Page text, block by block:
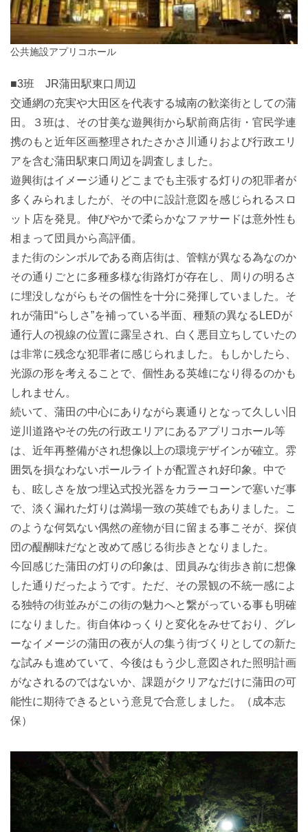
公共施設アプリコホール
■3班 JR蒲田駅東口周辺
交通網の充実や大田区を代表する城南の歓楽街としての蒲
田。３班は、その甘美な遊興街から駅前商店街・官民学連
携のもと近年区画整理されたさかさ川通りおよび行政エリ
アを含む蒲田駅東口周辺を調査しました。
遊興街はイメージ通りどこまでも主張する灯りの犯罪者が
多くみられましたが、その中に設計意図を感じられるスロ
ット店を発見。伸びやかで柔らかなファサードは意外性も
相まって団員から高評価。
また街のシンボルである商店街は、管轄が異なる為なのか
その通りごとに多種多様な街路灯が存在し、周りの明るさ
に埋没しながらもその個性を十分に発揮していました。そ
れが蒲田“らしさ”を補っている半面、種類の異なるLEDが
通行人の視線の位置に露呈され、白く悪目立ちしていたの
は非常に残念な犯罪者に感じられました。もしかしたら、
光源の形を考えることで、個性ある英雄になり得るのかも
しれません。
続いて、蒲田の中心にありながら裏通りとなって久しい旧
逆川道路やその先の行政エリアにあるアプリコホール等
は、近年再整備がされ想像以上の環境デザインが確立。雰
囲気を損なわないポールライトが配置され好印象。中で
も、眩しさを放つ埋込式投光器をカラーコーンで塞いだ事
で、淡く漏れた灯りは満場一致の英雄でもありました。こ
のような何気ない偶然の産物が目に留まる事こそが、探偵
団の醍醐味だなと改めて感じる街歩きとなりました。
今回感じた蒲田の灯りの印象は、団員みな街歩き前に想像
した通りだったようです。ただ、その景観の不統一感によ
る独特の街並みがこの街の魅力へと繋がっている事も明確
になりました。街自体ゆっくりと変化をみせており、グレ
ーなイメージの蒲田の夜が人の集う街づくりとしての新た
な試みも進めていて、今後はもう少し意図された照明計画
がなされるのではないか、課題がクリアなだけに蒲田の可
能性に期待できるという意見で合意しました。（成本志
保）